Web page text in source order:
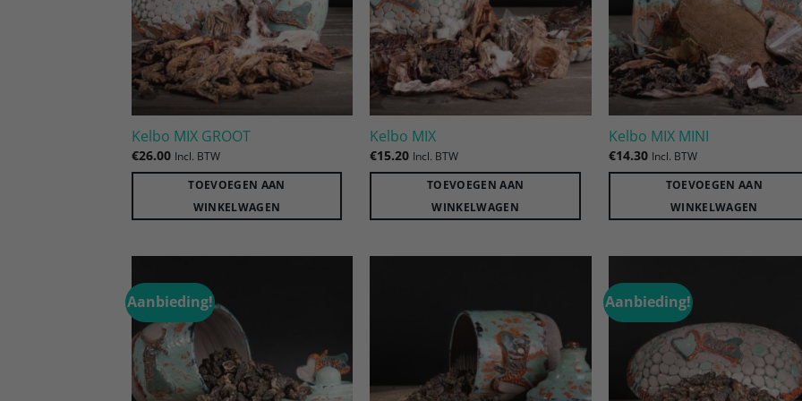
Kelbo MIX GROOT
€26.00 Incl. BTW
TOEVOEGEN AAN
WINKELWAGEN
Kelbo MIX
€15.20 Incl. BTW
TOEVOEGEN AAN
WINKELWAGEN
Kelbo MIX MINI
€14.30 Incl. BTW
TOEVOEGEN AAN
WINKELWAGEN
Aanbieding!
aan
verlanglijst
Aanbieding!